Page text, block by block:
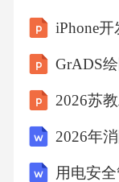
iPhone
GrADS
2026苏
用电安